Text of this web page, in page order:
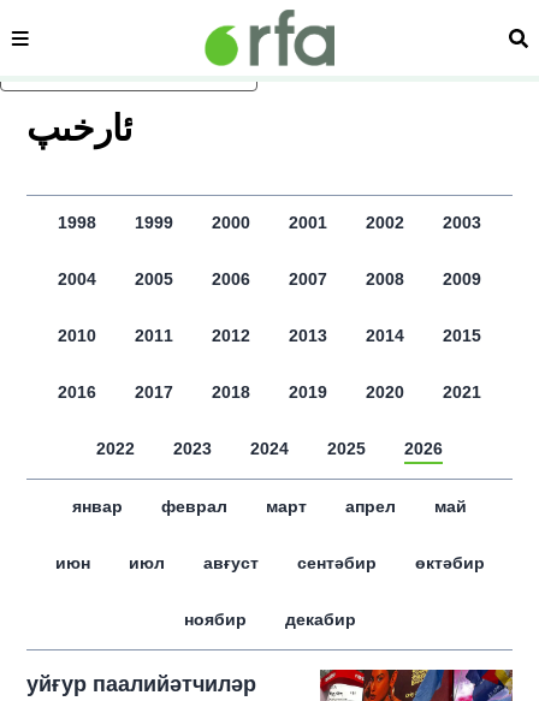
асаслиқ мәзмунға атлаң
сәһипә
ﺋﺎﺭﺧﯩﭗ
1998 1999 2000 2001 2002 2003
2004 2005 2006 2007 2008 2009
2010 2011 2012 2013 2014 2015
2016 2017 2018 2019 2020 2021
2022 2023 2024 2025 2026
январ феврал март апрел май
июн июл авғуст сентәбир өктәбир
ноябир декабир
уйғур паалийәтчиләр